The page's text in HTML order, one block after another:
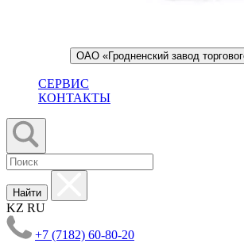
ОАО «Гродненский завод
СЕРВИС
КОНТАКТЫ
Найти
KZ RU
+7 (7182) 60-80-20